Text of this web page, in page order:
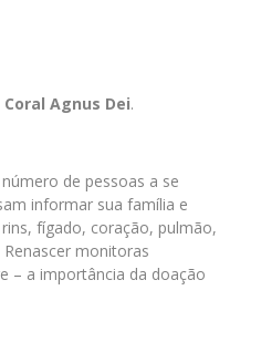
Coral Agnus Dei.
de pessoas a se
informar sua família e
fígado, coração, pulmão,
monitoras
– a importância da doação